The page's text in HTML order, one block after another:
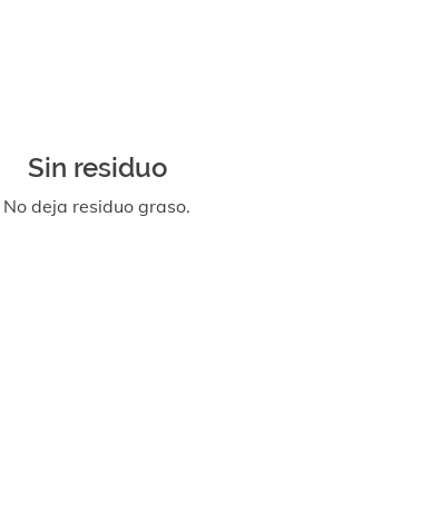
Sin residuo
No deja residuo graso.